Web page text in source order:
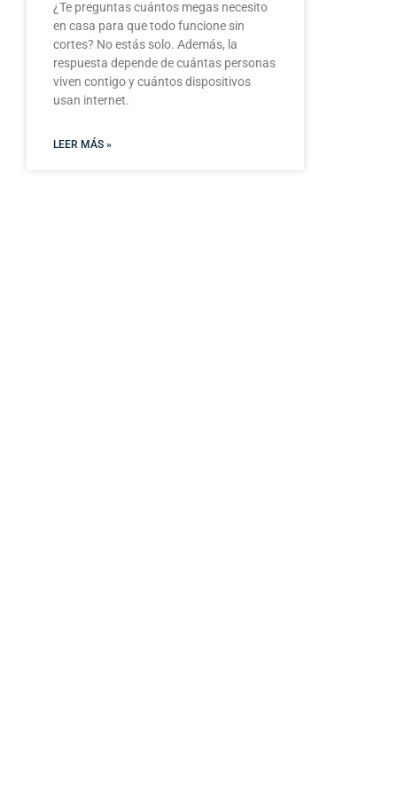
¿Te preguntas cuántos megas necesito
en casa para que todo funcione sin
cortes? No estás solo. Además, la
respuesta depende de cuántas personas
viven contigo y cuántos dispositivos
usan internet.
LEER MÁS »